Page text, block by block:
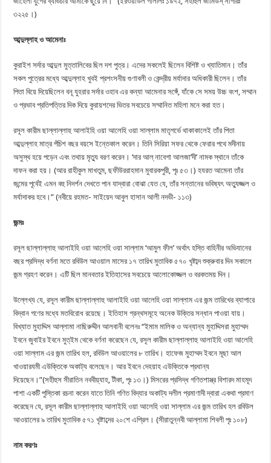
৩২২৫।)
আব্দুল্লাহ ও আমেনাঃ
কুরাইশ সর্দার আব্দুল মুত্তালিবের ছিল দশ পুত্র। এদের সকলেই ছিলেন বিশিষ্ট ও খ্যাতিমান। তাঁর
সকল পুত্রের মধ্যে আব্দুল্লাহ খুবই প্রশংসনীয় গুণাবলী ও কেন্দ্রীয় মর্যাদার অধিকারী ছিলেন। তাঁর
পিতা বিয়ে দিয়েছিলেন বনূ যুহরার সর্দার ওহাব এর কন্যা আমেনার সঙ্গেঁ, যাঁকে সে সময় উচ্চ বংশ, সম্মান
ও প্রভাব প্রতিপত্তির দিক দিয়ে কুরায়শদের ভিতর সবচেয়ে সম্মানিত মহিলা মনে করা হত।
রসূল কারীম ছাল্লাল্লাহু আলাইহি ওয়া আলেহি ওয়া সাল্লাম মাতৃগর্ভে থাকাকালেই তাঁর পিতা
আব্দুল্লাহ মাত্র পঁচিশ বছর বয়সে ইন্তেকাল করেন। তিনি সিরিয়া সফর থেকে ফেরার পথে মদীনায়
অসুস্থ হয়ে পড়েন এবং তথায় মৃত্যু বরণ করেন। ‘দার আল্ নাবেগা আলজা’দী’ নামক স্থানে তাঁকে
দাফন করা হয়। (আর রাহীকুল মাখতুম, ছফীউররাহমান মুবারকপুরী, পৃঃ ৫৩।) হযরত আমেনা তাঁর
জন্মের পূর্বেই এমন বহু নিদর্শন দেখতে পান যাদ্বারা বোঝা যেত যে, তাঁর সন্তানের ভবিষ্যৎ অত্যুজ্জল ও
মর্যাদাকর হবে।” (নবীয়ে রহমত- সাইয়েদ আবুল হাসান আলী নদভী- ১১৩)
জন্মঃ
রসূল ছাল্লাল্লাহু আলাইহি ওয়া আলেহি ওয়া সাল্লাম ‘আমুল ফীল’ অর্থাৎ হস্তি বাহিনীর অভিযানের
বছর প্রসিদ্ধ বর্ণনা মতে রবিউল আওয়াল মাসের ১৭ তারিখ মুতাবিক ৫৭০ খৃষ্টাব্দ শুক্রুবার দিন সকালে
জন্ম গ্রহণ করেন। এটি ছিল মানবতার ইতিহাসের সবচেয়ে আলোকোজ্জল ও বরকতময় দিন।
উল্লেখ্য যে, রসূল কারীম ছাল্লাল্লাহু আলাইহি ওয়া আলেহি ওয়া সাল্লাম এর জন্ম তারিখের ব্যাপারে
বিদ্বান গণের মধ্যে মতবিরোধ রয়েছে। ইতিহাস গ্রন্থসমূহে অনেক উক্তির সন্ধান পাওয়া যায়।
বিখ্যাত মুহাদ্দিস আল্লামা নাছিরুদ্দীন আলবানী বলেনঃ “ইমাম মালিক ও অন্যান্য মুহাদ্দিসরা মুহাম্মদ
ইবনে জুবাইর ইবনে মুত্ইম থেকে বর্ণনা করেছেন যে, রসূল কারীম ছাল্লাল্লাহু আলাইহি ওয়া আলেহি
ওয়া সাল্লাম এর জন্ম তারিখ হল, রবিউল আওয়ালের ৮ তারিখ। হাফেজ মুহাম্মদ ইবনে মূছা আল
খাওয়ারযমী এউক্তিকে অকাট্য বলেছেন। আর ইবনে দেহয়াহ এউক্তিকে প্রধান্য
দিয়েছেন।”(সহীহুস সীরাতিন নববীয়্যাহ, টীকা, পৃঃ ১৩।) মিসরের প্রসিদ্ধ গণিতশাস্ত্র বিশারদ মাহমূদ
পাশা একটি পুস্তিকা রচনা করেন যাতে তিনি গণিত বিদ্যার অকাট্য দলীল প্রমাণাদী দ্বারা একথা প্রমাণ
করেছেন যে, রসূল কারীম ছাল্লাল্লাহু আলাইহি ওয়া আলেহি ওয়া সাল্লাম এর জন্ম তারিখ হল রবিউল
আওয়ালের ৯ তারিখ মুতাবিক ৫৭১ খৃষ্টাব্দের ২০শে এপ্রিল। (সীরাতুন্নবী আল্লামা শিবলী পৃঃ ১০৮)
নাম করণঃ